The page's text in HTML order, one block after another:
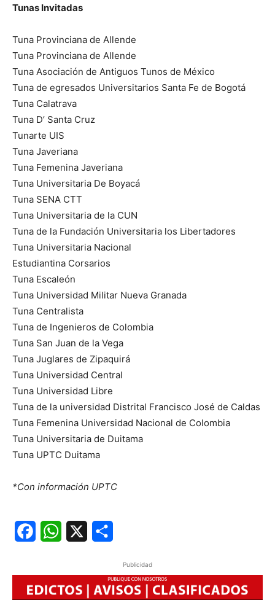
Tunas Invitadas
Tuna Provinciana de Allende
Tuna Provinciana de Allende
Tuna Asociación de Antiguos Tunos de México
Tuna de egresados Universitarios Santa Fe de Bogotá
Tuna Calatrava
Tuna D’ Santa Cruz
Tunarte UIS
Tuna Javeriana
Tuna Femenina Javeriana
Tuna Universitaria De Boyacá
Tuna SENA CTT
Tuna Universitaria de la CUN
Tuna de la Fundación Universitaria los Libertadores
Tuna Universitaria Nacional
Estudiantina Corsarios
Tuna Escaleón
Tuna Universidad Militar Nueva Granada
Tuna Centralista
Tuna de Ingenieros de Colombia
Tuna San Juan de la Vega
Tuna Juglares de Zipaquirá
Tuna Universidad Central
Tuna Universidad Libre
Tuna de la universidad Distrital Francisco José de Caldas
Tuna Femenina Universidad Nacional de Colombia
Tuna Universitaria de Duitama
Tuna UPTC Duitama
*Con información UPTC
FacebookWhatsApp
Publicidad